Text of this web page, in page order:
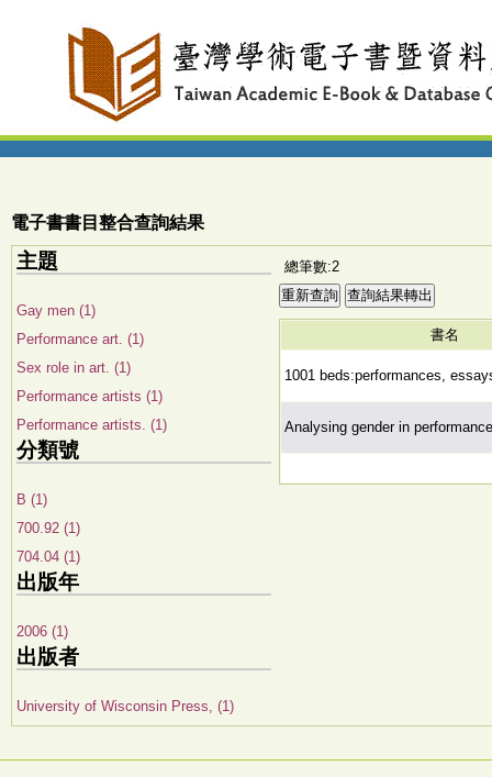
電子書書目整合查詢結果
主題
Gay men (1)
Performance art. (1)
Sex role in art. (1)
Performance artists (1)
Performance artists. (1)
分類號
B (1)
700.92 (1)
704.04 (1)
出版年
2006 (1)
出版者
University of Wisconsin Press, (1)
總筆數:2
書名
1001 beds:performances,
Analysing gender in